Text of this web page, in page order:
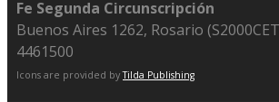
Fe Segunda Circunscripción
Buenos Aires 1262, Rosario
4461500
Icons are provided byTilda Publishing